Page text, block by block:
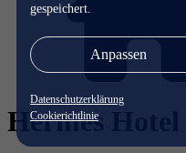
gespeichert.
Anpassen
Datenschutzerklärung
Cookierichtlinie
Hermes Hotel